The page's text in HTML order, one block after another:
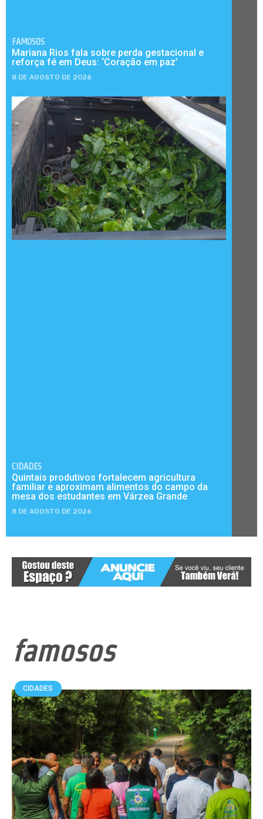
FAMOSOS
Mariana Rios fala sobre perda gestacional e
reforça fé em Deus: ‘Coração em paz’
8 DE AGOSTO DE 2026
CIDADES
Quintais produtivos fortalecem agricultura
familiar e aproximam alimentos do campo da
mesa dos estudantes em Várzea Grande
8 DE AGOSTO DE 2026
famosos
CIDADES